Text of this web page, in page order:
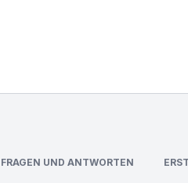
FRAGEN UND ANTWORTEN